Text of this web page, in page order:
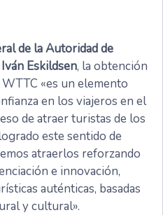
de la Autoridad de
Eskildsen, la obtención
«es un elemento
en los viajeros en el
de atraer turistas de los
este sentido de
atraerlos reforzando
e innovación,
auténticas, basadas
y cultural».